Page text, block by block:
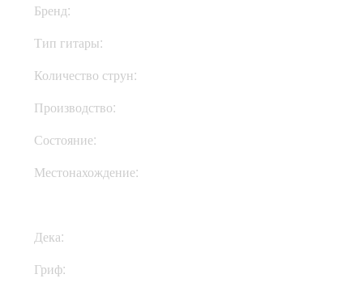
Бренд:
Тип гитары:
Количество струн:
Производство:
Состояние:
Местонахождение:
Дека:
Гриф: